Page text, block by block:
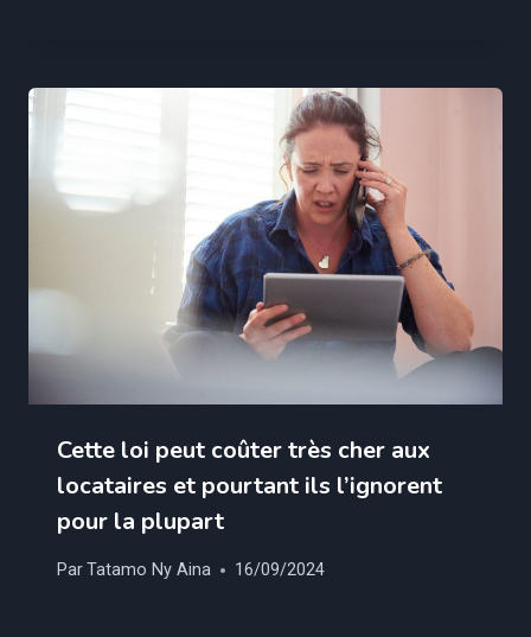
Cette loi peut coûter très cher aux
locataires et pourtant ils l’ignorent
pour la plupart
ParTatamo Ny Aina 16/09/2024